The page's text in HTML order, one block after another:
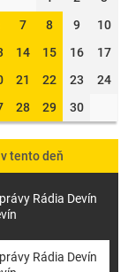
7 8 9
10
14 15 16
17
21 22 23
24
28 29 30
tento deň
Rádia Devín
Rádia Devín